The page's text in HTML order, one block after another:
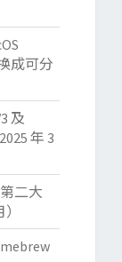
成可分
及
年 3
二大